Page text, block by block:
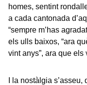
homes, sentint
a cada cantonada
“sempre m’has
els ulls baixos, “ara
vint anys”, ara que els
I la nostàlgia